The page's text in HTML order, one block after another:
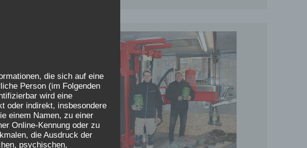
die sich auf eine
Person (im Folgenden
wird eine
oder indirekt, insbesondere
einem Namen, zu einer
Online-Kennung oder zu
die Ausdruck der
psychischen,